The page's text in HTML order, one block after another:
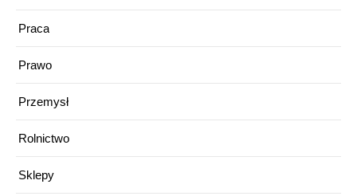
Praca
Prawo
Przemysł
Rolnictwo
Sklepy